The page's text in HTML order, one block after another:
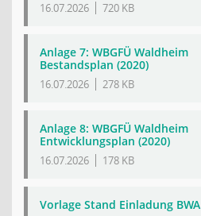
16.07.2026 720 KB
Anlage 7: WBGFÜ Waldheim
Bestandsplan (2020)
16.07.2026 278 KB
Anlage 8: WBGFÜ Waldheim
Entwicklungsplan (2020)
16.07.2026 178 KB
Vorlage Stand Einladung BWA